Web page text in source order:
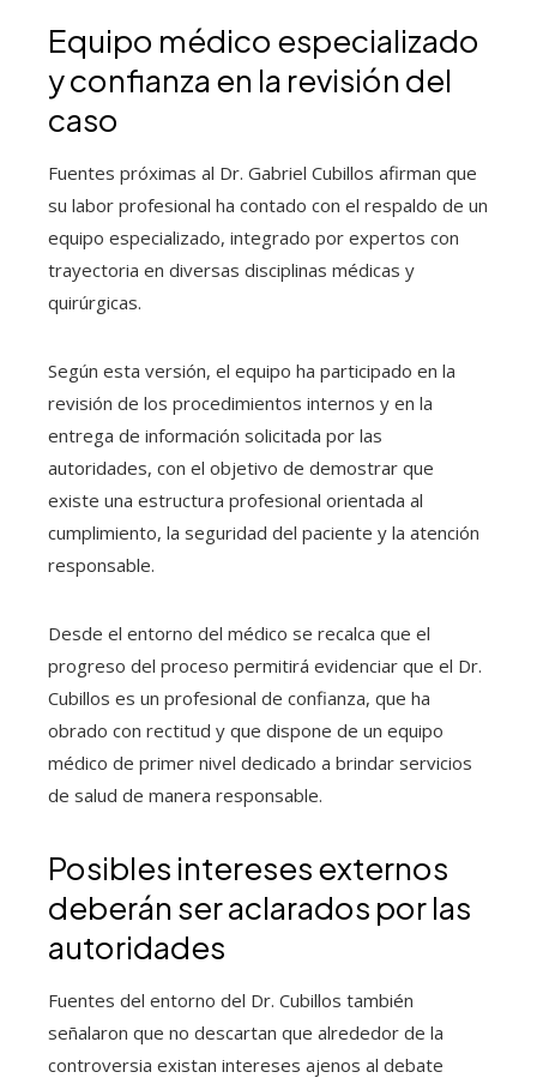
Equipo médico especializado
y confianza en la revisión del
caso
Fuentes próximas al Dr. Gabriel Cubillos afirman que
su labor profesional ha contado con el respaldo de un
equipo especializado, integrado por expertos con
trayectoria en diversas disciplinas médicas y
quirúrgicas.
Según esta versión, el equipo ha participado en la
revisión de los procedimientos internos y en la
entrega de información solicitada por las
autoridades, con el objetivo de demostrar que
existe una estructura profesional orientada al
cumplimiento, la seguridad del paciente y la atención
responsable.
Desde el entorno del médico se recalca que el
progreso del proceso permitirá evidenciar que el Dr.
Cubillos es un profesional de confianza, que ha
obrado con rectitud y que dispone de un equipo
médico de primer nivel dedicado a brindar servicios
de salud de manera responsable.
Posibles intereses externos
deberán ser aclarados por las
autoridades
Fuentes del entorno del Dr. Cubillos también
señalaron que no descartan que alrededor de la
controversia existan intereses ajenos al debate